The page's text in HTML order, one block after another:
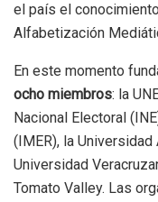
el país el
Alfabetización
En este momento
ocho miembros: la
Nacional Electoral
(IMER), la
Universidad
Tomato Valley. Las